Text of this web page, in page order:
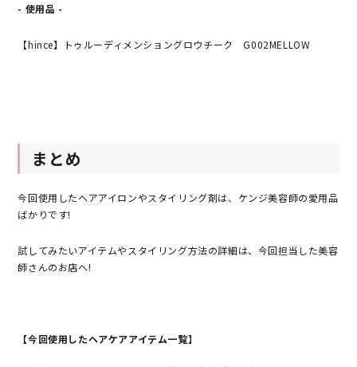
- 使用品 -
【hince】トゥルーディメンショングロウチーク G002MELLOW
まとめ
今回使用したヘアアイロンやスタイリング剤は、ケンジ美容師の愛用品
ばかりです!
試してみたいアイテムやスタイリング方法の詳細は、今回担当した美容
師さんのお店へ!
【今回使用したヘアケアアイテム一覧】